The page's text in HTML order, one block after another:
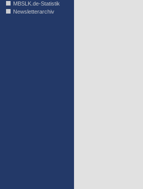
MBSLK.de-Statistik
Newsletterarchiv